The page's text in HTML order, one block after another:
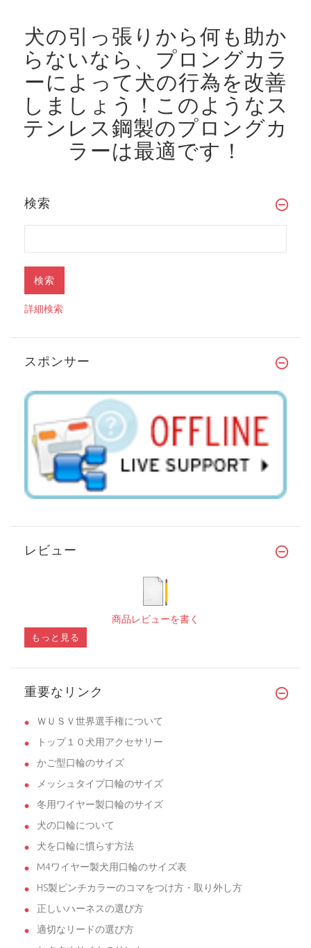
犬の引っ張りから何も助か
らないなら、プロングカラ
ーによって犬の行為を改善
しましょう！ このようなス
テンレス鋼製のプロングカ
ラーは最適です！
検索
詳細検索
スポンサー
レビュー
商品レビューを書く
もっと見る
重要なリンク
ＷＵＳＶ世界選手権について
トップ１０犬用アクセサリー
かご型口輪のサイズ
メッシュタイプ口輪のサイズ
冬用ワイヤー製口輪のサイズ
犬の口輪について
犬を口輪に慣らす方法
M4ワイヤー製犬用口輪のサイズ表
HS製ピンチカラーのコマをつけ方・取り外し方
正しいハーネスの選び方
適切なリードの選び方